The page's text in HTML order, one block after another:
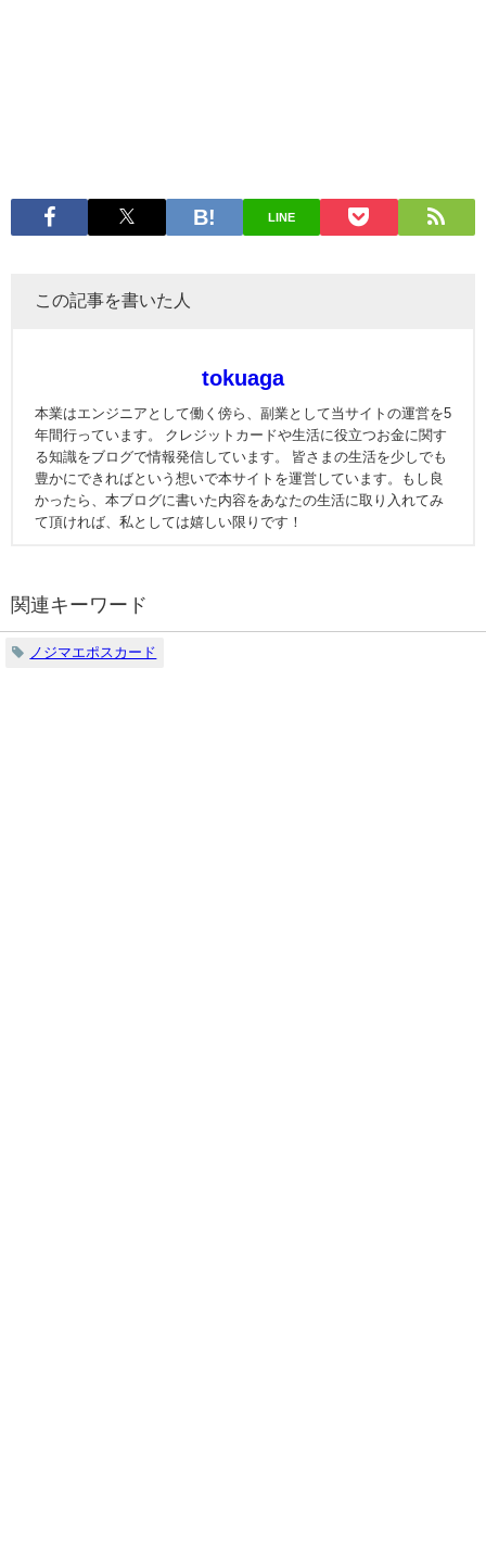
LINE
この記事を書いた人
tokuaga
本業はエンジニアとして働く傍ら、副業として当サイトの運営を5
年間行っています。 クレジットカードや生活に役立つお金に関す
る知識をブログで情報発信しています。 皆さまの生活を少しでも
豊かにできればという想いで本サイトを運営しています。もし良
かったら、本ブログに書いた内容をあなたの生活に取り入れてみ
て頂ければ、私としては嬉しい限りです！
関連キーワード
ノジマエポスカード